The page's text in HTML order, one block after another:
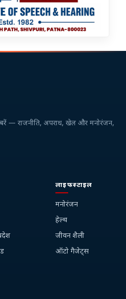
— राजनीति, अपराध, खेल और मनोरंजन,
लाइफस्टाइल
मनोरंजन
हेल्थ
जीवन शैली
ऑटो गैजेट्स